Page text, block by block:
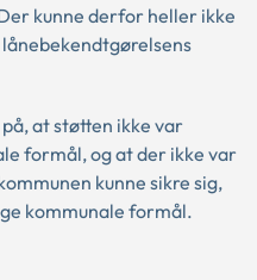
kunne derfor heller ikke
at støtten ikke var
formål, og at der ikke var
kunne sikre sig,
kommunale formål.